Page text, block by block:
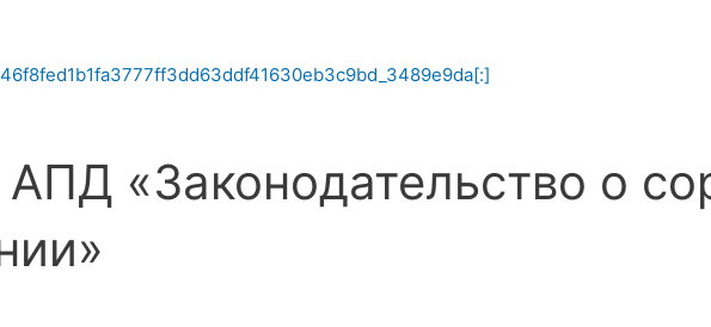
«Законодательство о